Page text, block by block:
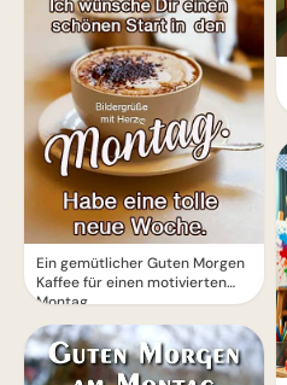
Ein gemütlicher Guten Morgen
Kaffee für einen motivierten
Montag